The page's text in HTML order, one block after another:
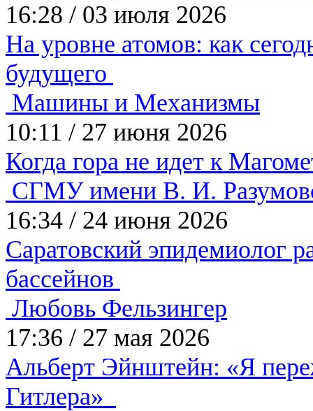
16:28 / 03 июля 2026
На уровне атомов: как
будущего
Машины и Механизмы
10:11 / 27 июня 2026
Когда гора не идет к
СГМУ имени В. И.
16:34 / 24 июня 2026
Саратовский эпидемиолог
бассейнов
Любовь Фельзингер
17:36 / 27 мая 2026
Альберт Эйнштейн: «Я
Гитлера»